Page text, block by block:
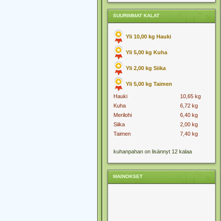
SUURIMMAT KALAT
Yli 10,00 kg Hauki
Yli 5,00 kg Kuha
Yli 2,00 kg Siika
Yli 5,00 kg Taimen
Hauki
10,65 kg
Kuha
6,72 kg
Merilohi
6,40 kg
Siika
2,00 kg
Taimen
7,40 kg
kuhanpahan on lisännyt 12 kalaa
MAINOKSET